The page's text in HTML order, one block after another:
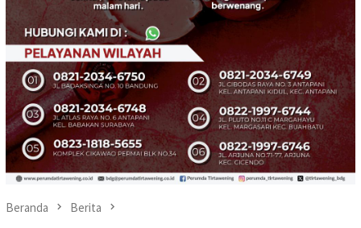
Beranda Berita